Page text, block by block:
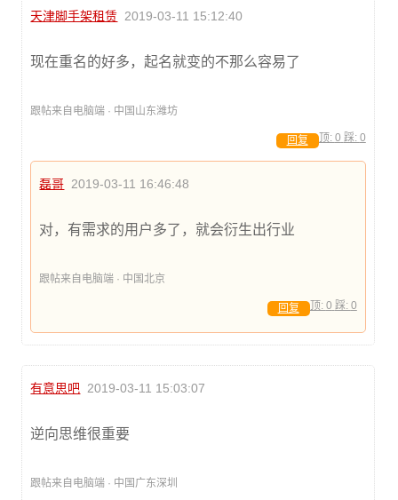
天津脚手架租赁 2019-03-11 15:12:40
现在重名的好多，起名就变的不那么容易了
跟帖来自电脑端 · 中国山东潍坊
顶: 0 踩: 0
回复
磊哥 2019-03-11 16:46:48
对，有需求的用户多了，就会衍生出行业
跟帖来自电脑端 · 中国北京
顶: 0 踩: 0
回复
有意思吧 2019-03-11 15:03:07
逆向思维很重要
跟帖来自电脑端 · 中国广东深圳